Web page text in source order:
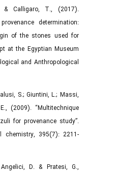
& Calligaro, T., (2017).
determination:
of the stones used for
at the Egyptian Museum
and Anthropological
S.; Giuntini, L.; Massi,
(2009). “Multitechnique
for provenance study”.
chemistry, 395(7): 2211-
D. & Pratesi, G.,